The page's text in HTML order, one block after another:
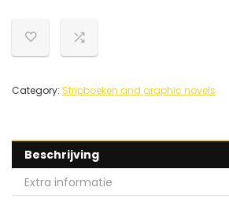
Category: Stripboeken and graphic novels
Beschrijving
Extra informatie